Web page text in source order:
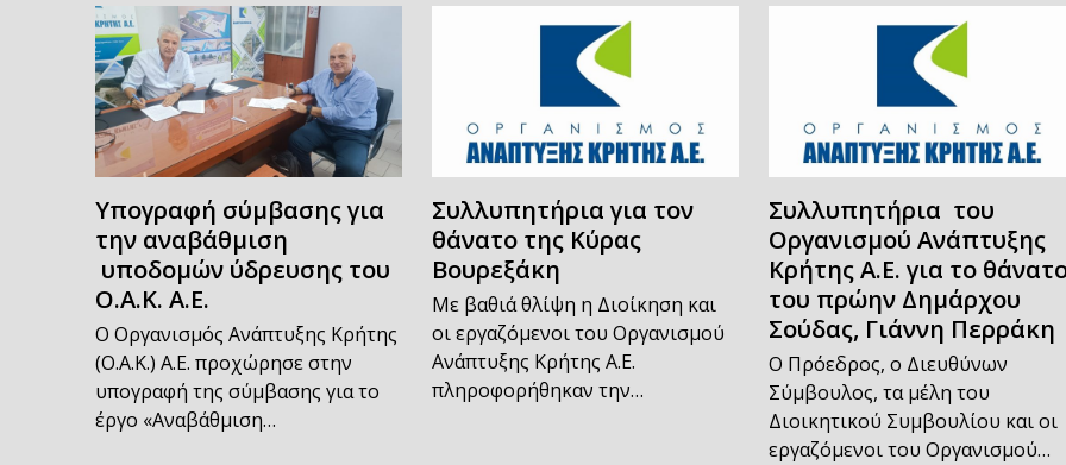
Υπογραφή σύμβασης για
την αναβάθμιση
υποδομών ύδρευσης του
Ο.Α.Κ. Α.Ε.
Ο Οργανισμός Ανάπτυξης Κρήτης
(Ο.Α.Κ.) Α.Ε. προχώρησε στην
υπογραφή της σύμβασης για το
έργο «Αναβάθμιση…
Συλλυπητήρια για τον
θάνατο της Κύρας
Βουρεξάκη
Με βαθιά θλίψη η Διοίκηση και
οι εργαζόμενοι του Οργανισμού
Ανάπτυξης Κρήτης Α.Ε.
πληροφορήθηκαν την…
Συλλυπητήρια του
Οργανισμού Ανάπτυξης
Κρήτης Α.Ε. για το
του πρώην Δημάρχου
Σούδας, Γιάννη Περράκη
Ο Πρόεδρος, ο Διευθύνων
Σύμβουλος, τα μέλη του
Διοικητικού Συμβουλίου και οι
εργαζόμενοι του Οργανισμού…